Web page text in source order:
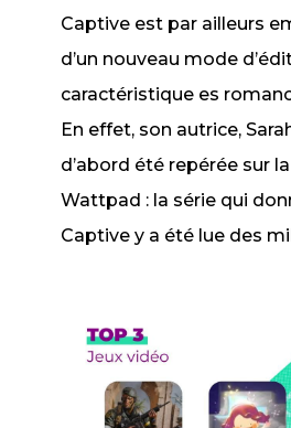
Captive est par ailleurs
d’un nouveau mode
caractéristique es
En effet, son autrice,
d’abord été repérée sur
Wattpad : la série qui
Captive y a été lue des